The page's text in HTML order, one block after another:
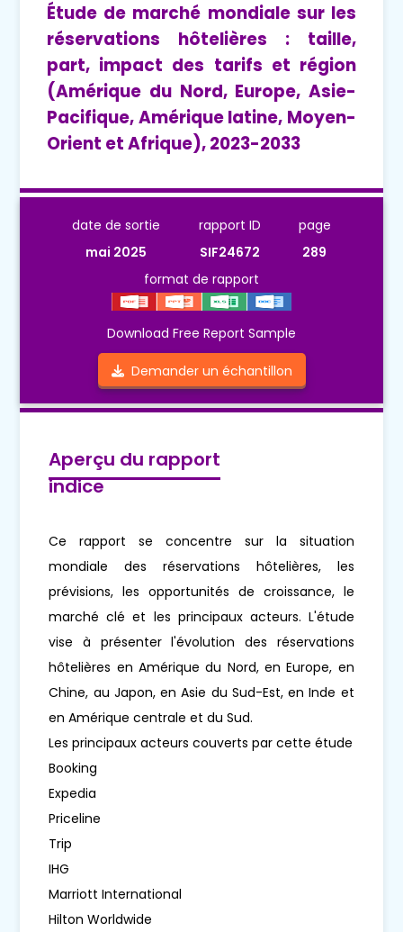
Étude de marché mondiale sur les
réservations hôtelières : taille,
part, impact des tarifs et région
(Amérique du Nord, Europe, Asie-
Pacifique, Amérique latine, Moyen-
Orient et Afrique), 2023-2033
date de sortie
mai 2025
rapport ID
SIF24672
page
289
format de rapport
Download Free Report Sample
Demander un échantillon
Aperçu du rapport
indice
Ce rapport se concentre sur la situation
mondiale des réservations hôtelières, les
prévisions, les opportunités de croissance, le
marché clé et les principaux acteurs. L'étude
vise à présenter l'évolution des réservations
hôtelières en Amérique du Nord, en Europe, en
Chine, au Japon, en Asie du Sud-Est, en Inde et
en Amérique centrale et du Sud.
Les principaux acteurs couverts par cette étude
Booking
Expedia
Priceline
Trip
IHG
Marriott International
Hilton Worldwide